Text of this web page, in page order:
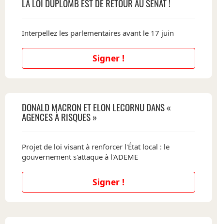
LA LOI DUPLOMB EST DE RETOUR AU SÉNAT !
Interpellez les parlementaires avant le 17 juin
Signer !
DONALD MACRON ET ELON LECORNU DANS «
AGENCES À RISQUES »
Projet de loi visant à renforcer l'État local : le
gouvernement s'attaque à l'ADEME
Signer !